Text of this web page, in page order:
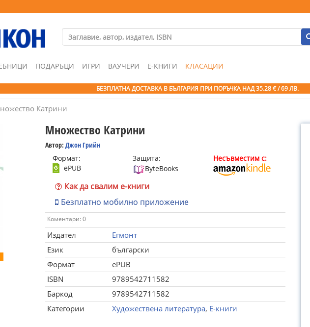
ПОДАРЪЦИ ИГРИ ВАУЧЕРИ Е-КНИГИ КЛАСАЦИИ
БЕЗПЛАТНА ДОСТАВКА В БЪЛГАРИЯ ПРИ ПОРЪЧКА НАД 35.28 € / 69 ЛВ.
Катрини
Множество Катрини
Автор: Джон Грийн
Формат:
ePUB
Защита:
ByteBooks
Несъвместим с:
Как да свалим е-книги
Безплатно мобилно приложение
Коментари: 0
Издател
Егмонт
Език
български
Формат
ePUB
ISBN
9789542711582
Баркод
9789542711582
Категории
Художествена литература, Е-книги